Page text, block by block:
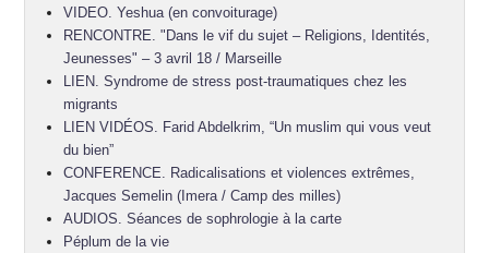
VIDEO. Yeshua (en convoiturage)
RENCONTRE. "Dans le vif du sujet – Religions, Identités,
Jeunesses" – 3 avril 18 / Marseille
LIEN. Syndrome de stress post-traumatiques chez les
migrants
LIEN VIDÉOS. Farid Abdelkrim, “Un muslim qui vous veut
du bien”
CONFERENCE. Radicalisations et violences extrêmes,
Jacques Semelin (Imera / Camp des milles)
AUDIOS. Séances de sophrologie à la carte
Péplum de la vie